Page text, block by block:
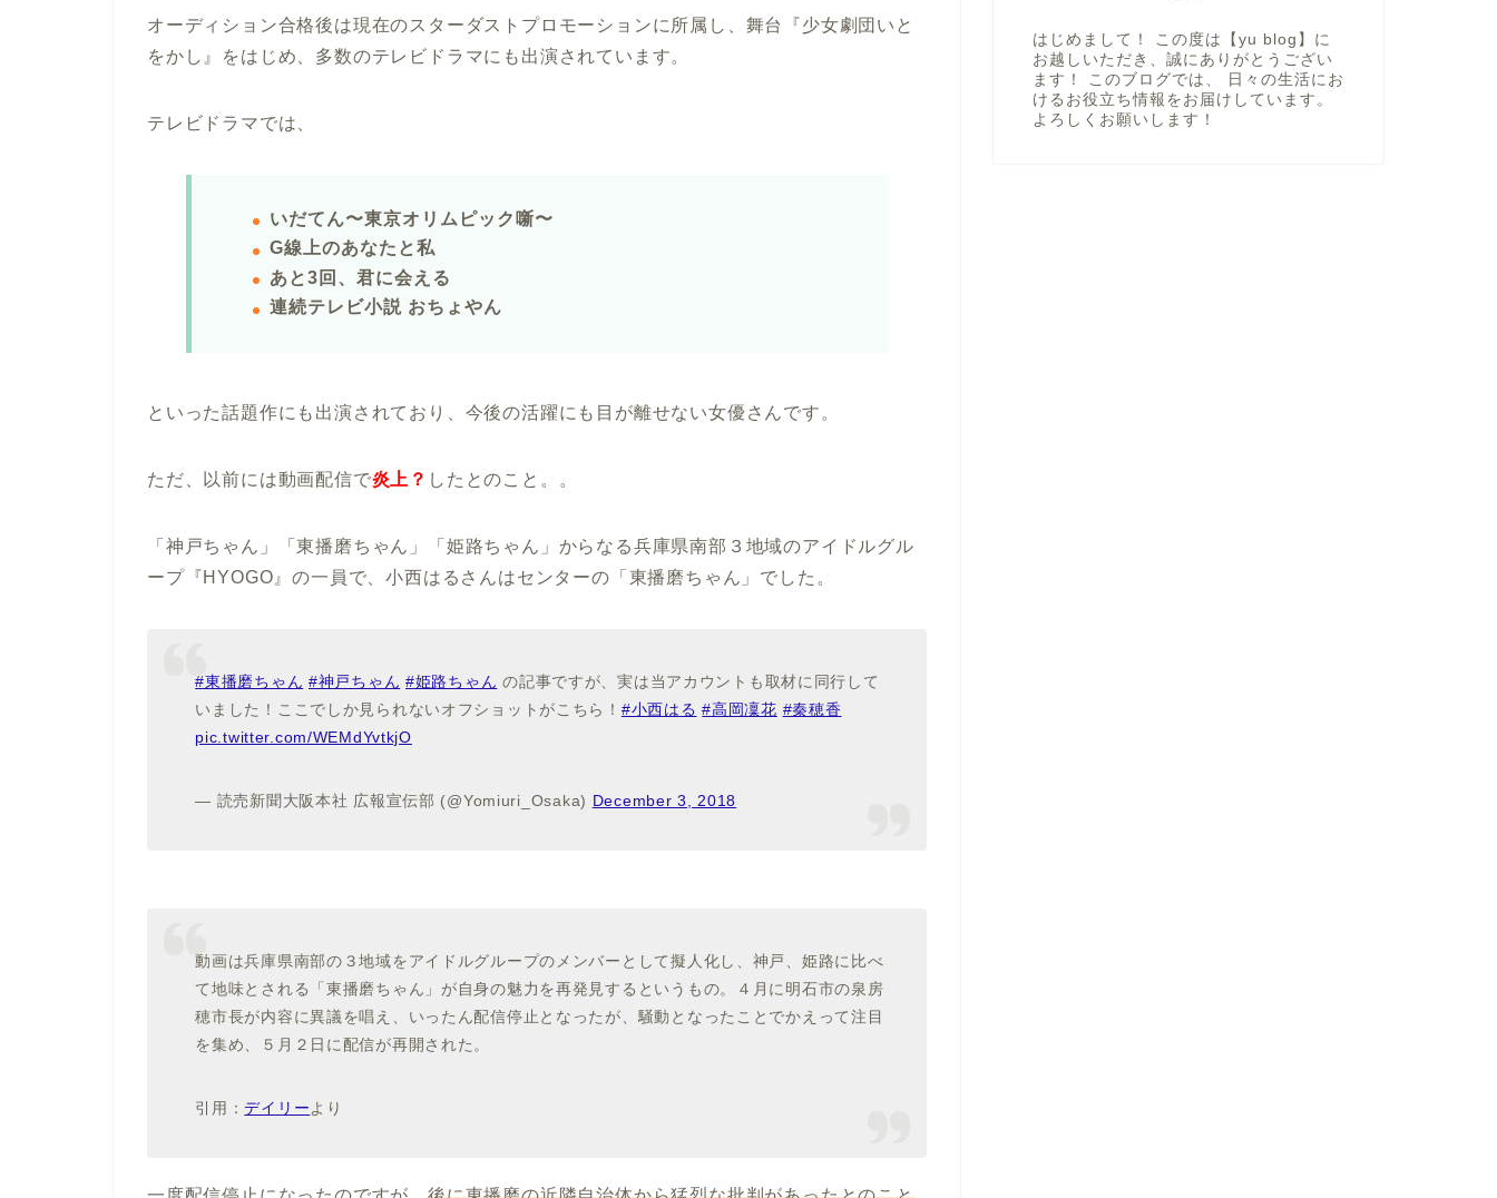
オーディション合格後は現在のスターダストプロモーションに所属し、舞台『少女劇団いと
をかし』をはじめ、多数のテレビドラマにも出演されています。
テレビドラマでは、
いだてん〜東京オリムピック噺〜
G線上のあなたと私
あと3回、君に会える
連続テレビ小説 おちょやん
といった話題作にも出演されており、今後の活躍にも目が離せない女優さんです。
ただ、以前には動画配信で炎上？ したとのこと。。
「神戸ちゃん」「東播磨ちゃん」「姫路ちゃん」からなる兵庫県南部３地域のアイドルグル
ープ『HYOGO』の一員で、小西はるさんはセンターの「東播磨ちゃん」でした。
#東播磨ちゃん #神戸ちゃん #姫路ちゃん の記事ですが、実は当アカウントも取材に同行して
いました！ここでしか見られないオフショットがこちら！ #小西はる #高岡凜花 #秦穂香
pic.twitter.com/WEMdYvtkjO
— 読売新聞大阪本社 広報宣伝部 (@Yomiuri_Osaka) December 3, 2018
動画は兵庫県南部の３地域をアイドルグループのメンバーとして擬人化し、神戸、姫路に比べ
て地味とされる「東播磨ちゃん」が自身の魅力を再発見するというもの。４月に明石市の泉房
穂市長が内容に異議を唱え、いったん配信停止となったが、騒動となったことでかえって注目
を集め、５月２日に配信が再開された。
引用：デイリーより
はじめまして！ この度は【yu blog】に
お越しいただき、誠にありがとうござい
ます！ このブログでは、 日々の生活にお
けるお役立ち情報をお届けしています。
よろしくお願いします！